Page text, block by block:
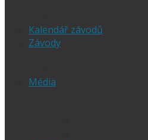
Kalendář závodů
Závody
Média